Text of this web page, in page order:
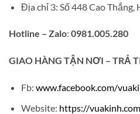
Địa chỉ 3: Số 448 Cao Thắng,
Hotline – Zalo: 0981.005.280
GIAO HÀNG TẬN NƠI – TRẢ
Fb: www.facebook.com/
Website: https://vuakinh.com